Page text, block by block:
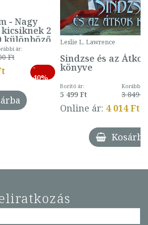
- Nagy
2
különböző
ár:
Ft
-
40%
Leslie L. Lawrence
Sindzse és az Átkok
könyve
Borító ár:
5 499 Ft
Korábbi
3 849 Ft
Online ár: 4 014 Ft
Kosárba